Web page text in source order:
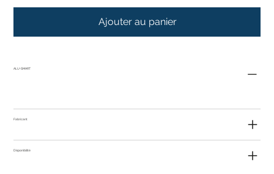
Ajouter au panier
ALU-SMART
Fabricant
Disponibilité